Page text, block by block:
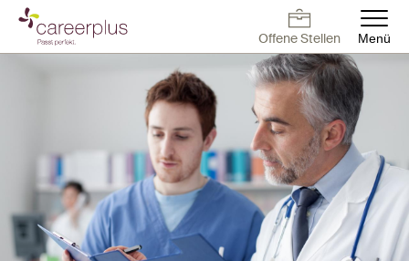
Direkt
zum
Inhalt
Offene Stellen Menü
Für Arbeitnehmer
Für Arbeitgeber
Blog
Arbeiten bei
Careerplus
Kontakt
Deutsch Français English